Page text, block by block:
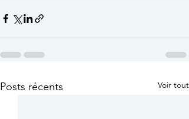
Posts récents Voir tout